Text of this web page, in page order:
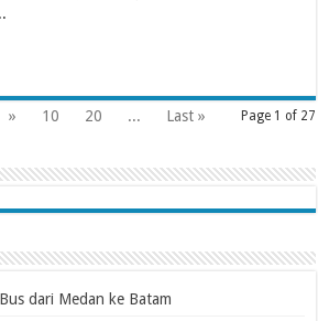
Page 1 of 27
» 10 20 ... Last »
dari Medan ke Batam